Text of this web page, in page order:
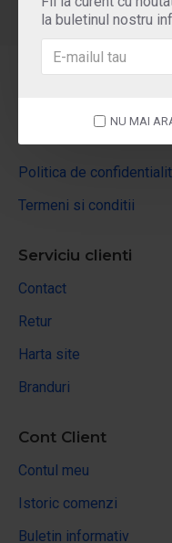
la buletinul nostru
NU MAI
Informatii
Livrare
Politica de
Termeni si conditii
Serviciu clienti
Contact
Retur
Harta site
Branduri
Cont Client
Contul meu
Istoric comenzi
Buletin informativ